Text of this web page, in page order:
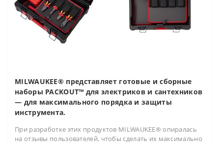
MILWAUKEE® представляет готовые и сборные
наборы PACKOUT™ для электриков и сантехников
— для максимального порядка и защиты
инструмента.
При разработке этих продуктов MILWAUKEE® опиралась
на отзывы пользователей, чтобы сделать их максимально